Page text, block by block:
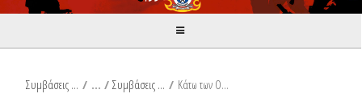
Συμβάσεις Διαβουλεύσεις Διαγωνισμοί / Συμβάσεις Προμηθειών / Κάτω των Ορίων